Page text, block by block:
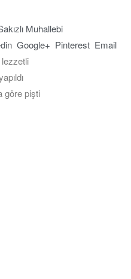
Muhallebi
Google+ Pinterest Email
göre pişti